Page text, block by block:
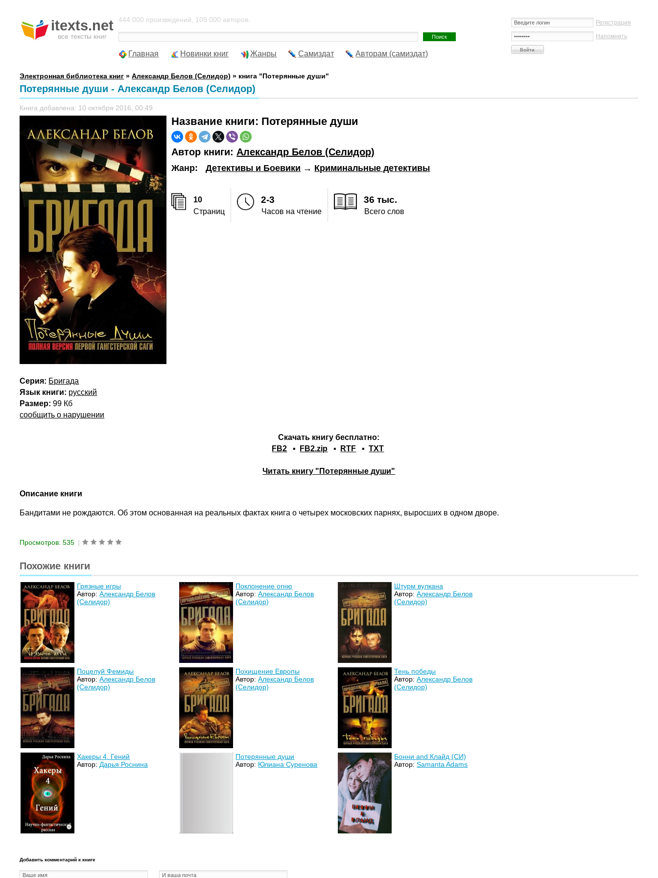
itexts.net
все тексты книг
Регистрация
Напомнить
444 000 произведений, 109 000 авторов.
Главная Новинки книг Жанры Самиздат Авторам (самиздат)
Электронная библиотека книг »Александр Белов (Селидор) » книга "Потерянные души"
Потерянные души - Александр Белов (Селидор)
Книга добавлена: 10 октября 2016, 00:49
Название книги: Потерянные души
Автор книги: Александр Белов (Селидор)
Жанр: Детективы и Боевики → Криминальные детективы
10
Страниц
2-3
Часов на чтение
36 тыс.
Всего слов
Серия: Бригада
Язык книги: русский
Размер: 99 Кб
сообщить о нарушении
Скачать книгу бесплатно:
FB2 ▪ FB2.zip ▪ RTF ▪TXT
Читать книгу "Потерянные души"
Описание книги
Бандитами не рождаются. Об этом основанная на реальных фактах книга о четырех московских парнях, выросших в одном дворе.
Просмотров: 535 |
Похожие книги
Грязные игры
Автор:Александр Белов
(Селидор)
Поклонение огню
Автор:Александр Белов
(Селидор)
Штурм вулкана
Автор:Александр Белов
(Селидор)
Поцелуй Фемиды
Автор:Александр Белов
(Селидор)
Похищение Европы
Автор:Александр Белов
(Селидор)
Тень победы
Автор:Александр Белов
(Селидор)
Хакеры 4. Гений
Автор:Дарья Роснина
Потерянные души
Автор: Юлиана Суренова
Бонни and Клайд (СИ)
Автор:Samanta Adams
Добавить комментарий к книге